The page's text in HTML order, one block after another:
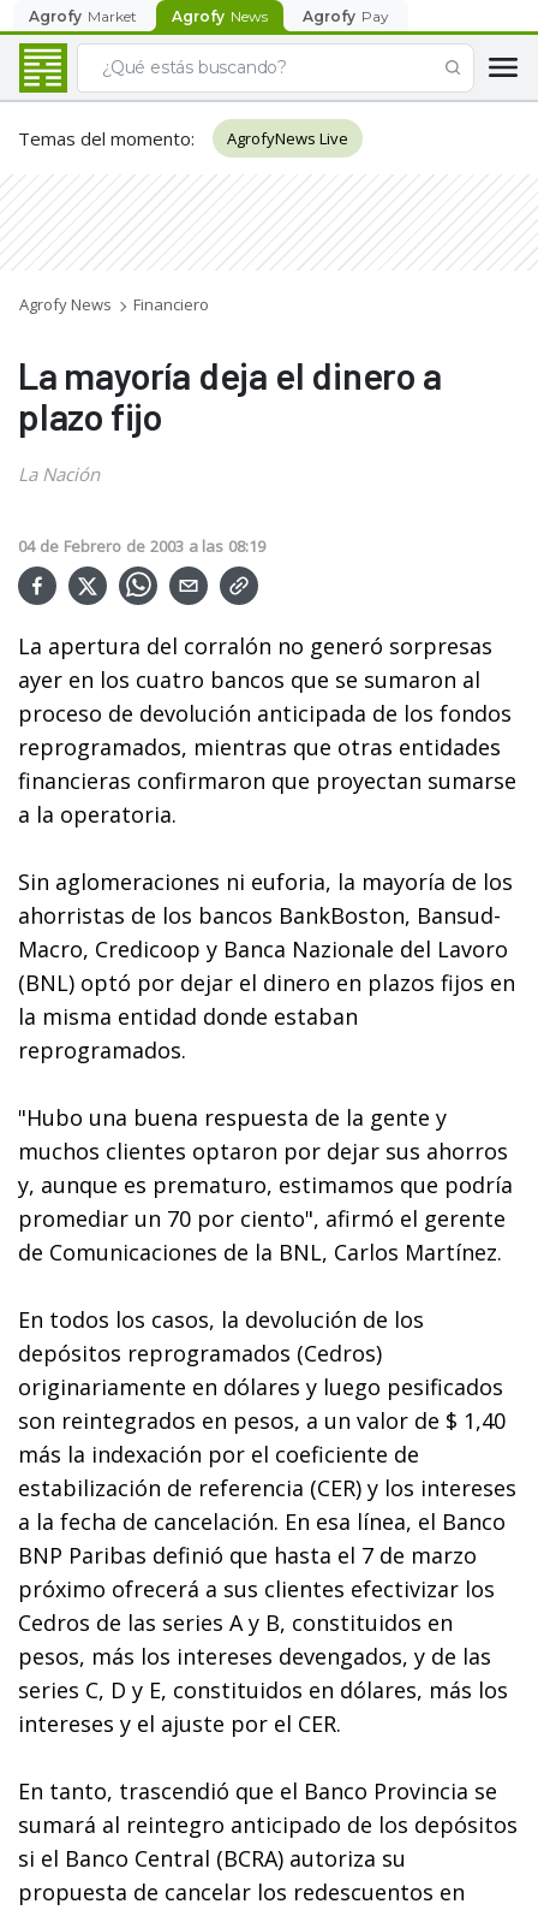
Agrofy Market Agrofy News Agrofy Pay
Temas del momento: AgrofyNews Live
Agrofy News Financiero
La mayoría deja el dinero a
plazo fijo
La Nación
04 de Febrero de 2003 a las 08:19
La apertura del corralón no generó sorpresas
ayer en los cuatro bancos que se sumaron al
proceso de devolución anticipada de los fondos
reprogramados, mientras que otras entidades
financieras confirmaron que proyectan sumarse
a la operatoria.
Sin aglomeraciones ni euforia, la mayoría de los
ahorristas de los bancos BankBoston, Bansud-
Macro, Credicoop y Banca Nazionale del Lavoro
(BNL) optó por dejar el dinero en plazos fijos en
la misma entidad donde estaban
reprogramados.
"Hubo una buena respuesta de la gente y
muchos clientes optaron por dejar sus ahorros
y, aunque es prematuro, estimamos que podría
promediar un 70 por ciento", afirmó el gerente
de Comunicaciones de la BNL, Carlos Martínez.
En todos los casos, la devolución de los
depósitos reprogramados (Cedros)
originariamente en dólares y luego pesificados
son reintegrados en pesos, a un valor de $ 1,40
más la indexación por el coeficiente de
estabilización de referencia (CER) y los intereses
a la fecha de cancelación. En esa línea, el Banco
BNP Paribas definió que hasta el 7 de marzo
próximo ofrecerá a sus clientes efectivizar los
Cedros de las series A y B, constituidos en
pesos, más los intereses devengados, y de las
series C, D y E, constituidos en dólares, más los
intereses y el ajuste por el CER.
En tanto, trascendió que el Banco Provincia se
sumará al reintegro anticipado de los depósitos
si el Banco Central (BCRA) autoriza su
propuesta de cancelar los redescuentos en